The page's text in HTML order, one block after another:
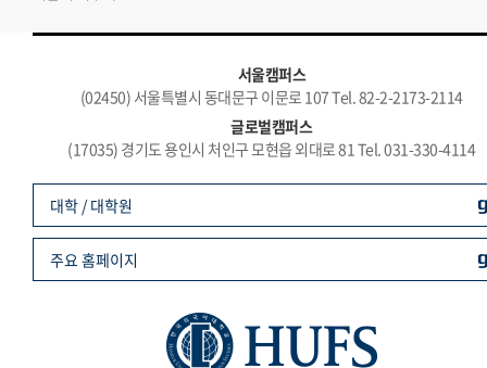
서울캠퍼스
(02450) 서울특별시 동대문구 이문로 107 Tel. 82-2-2173-2114
글로벌캠퍼스
(17035) 경기도 용인시 처인구 모현읍 외대로 81 Tel. 031-330-4114
대학 / 대학원
주요 홈페이지